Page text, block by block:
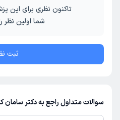
تاکنون نظری برای این
شما اولین نظر
ثبت
سوالات متداول راجع به دکتر